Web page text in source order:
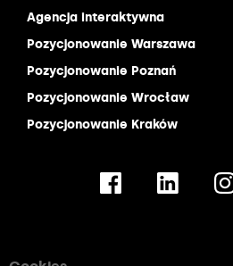
Agencja interaktywna
Pozycjonowanie Warszawa
Pozycjonowanie Poznań
Pozycjonowanie Wrocław
Pozycjonowanie Kraków